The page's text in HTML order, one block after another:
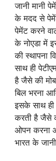
जानी मानी
के मदद से
पेमेंट करने
के नोएडा में
की स्थापना
साथ ही
है जैसे की
बिल भरना
इसके साथ
करती है जैसे
ओपन करना
भारत के